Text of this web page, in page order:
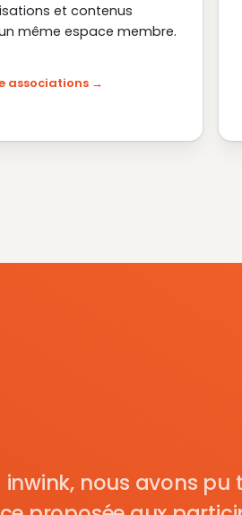
et contenus
même espace membre.
associations
inwink, nous avons